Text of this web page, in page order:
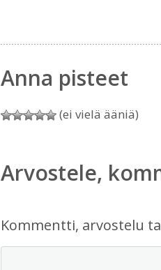
Anna pisteet
(ei vielä ääniä)
Arvostele,
Kommentti, arvostelu